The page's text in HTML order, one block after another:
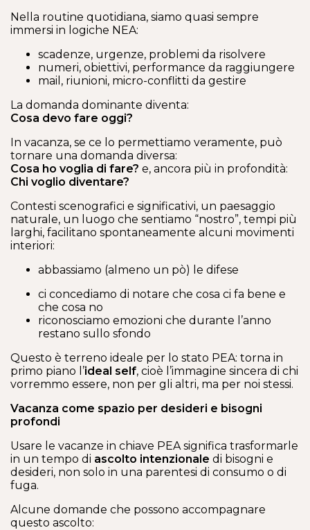
Nella routine quotidiana, siamo quasi sempre
immersi in logiche NEA:
scadenze, urgenze, problemi da risolvere
numeri, obiettivi, performance da raggiungere
mail, riunioni, micro-conflitti da gestire
La domanda dominante diventa:
Cosa devo fare oggi?
In vacanza, se ce lo permettiamo veramente, può
tornare una domanda diversa:
Cosa ho voglia di fare? e, ancora più in profondità:
Chi voglio diventare?
Contesti scenografici e significativi, un paesaggio
naturale, un luogo che sentiamo “nostro”, tempi più
larghi, facilitano spontaneamente alcuni movimenti
interiori:
abbassiamo (almeno un pò) le difese
ci concediamo di notare che cosa ci fa bene e
che cosa no
riconosciamo emozioni che durante l’anno
restano sullo sfondo
Questo è terreno ideale per lo stato PEA: torna in
primo piano l’ideal self, cioè l’immagine sincera di chi
vorremmo essere, non per gli altri, ma per noi stessi.
Vacanza come spazio per desideri e bisogni
profondi
Usare le vacanze in chiave PEA significa trasformarle
in un tempo di ascolto intenzionale di bisogni e
desideri, non solo in una parentesi di consumo o di
fuga.
Alcune domande che possono accompagnare
questo ascolto: